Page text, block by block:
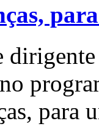
para